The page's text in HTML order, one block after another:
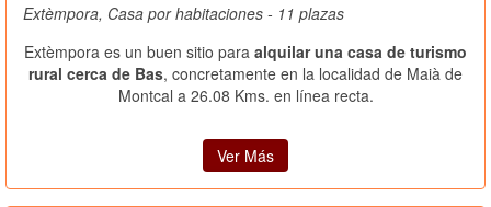
Extèmpora, Casa por habitaciones - 11 plazas
Extèmpora es un buen sitio para alquilar una casa de turismo
rural cerca de Bas, concretamente en la localidad de Maià de
Montcal a 26.08 Kms. en línea recta.
Ver Más